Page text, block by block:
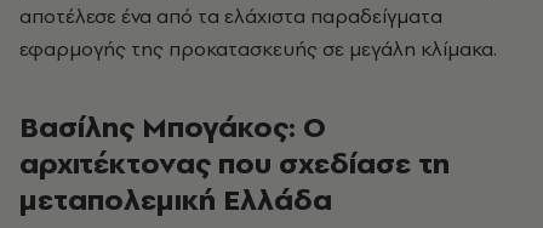
αποτέλεσε ένα από τα ελάχιστα παραδείγματα
εφαρμογής της προκατασκευής σε μεγάλη κλίμακα.
Βασίλης Μπογάκος: Ο
αρχιτέκτονας που σχεδίασε τη
μεταπολεμική Ελλάδα